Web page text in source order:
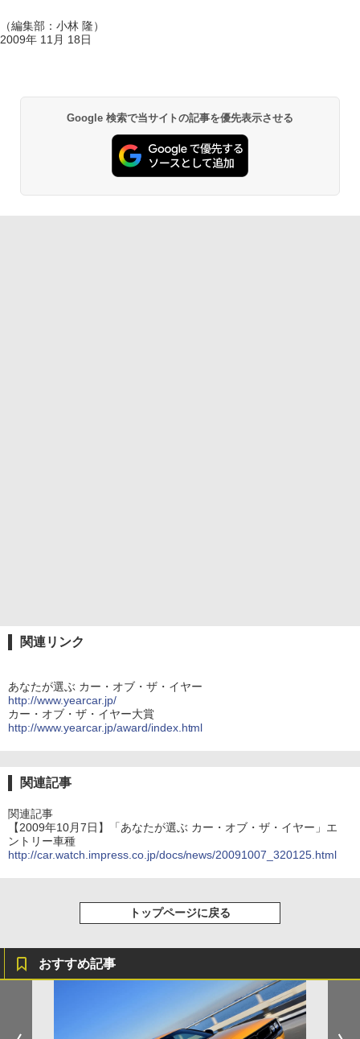
（編集部：小林 隆）
2009年 11月 18日
Google 検索で当サイトの記事を優先表示させる
関連リンク
あなたが選ぶ カー・オブ・ザ・イヤー
http://www.yearcar.jp/
カー・オブ・ザ・イヤー大賞
http://www.yearcar.jp/award/index.html
関連記事
関連記事
【2009年10月7日】「あなたが選ぶ カー・オブ・ザ・イヤー」エ
ントリー車種
http://car.watch.impress.co.jp/docs/news/20091007_320125.html
トップページに戻る
おすすめ記事